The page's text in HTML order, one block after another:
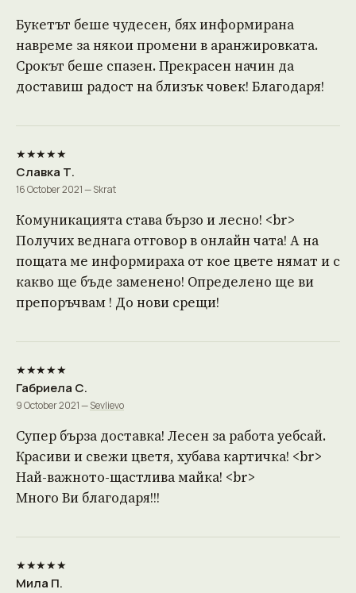
Букетът беше чудесен, бях информирана
навреме за някои промени в аранжировката.
Срокът беше спазен. Прекрасен начин да
доставиш радост на близък човек! Благодаря!
★★★★★
Славка Т.
16 October 2021 — Skrat
Комуникацията става бързо и лесно! <br>
Получих веднага отговор в онлайн чата! А на
пощата ме информираха от кое цвете нямат и с
какво ще бъде заменено! Определено ще ви
препоръчвам ! До нови срещи!
★★★★★
Габриела С.
9 October 2021 —Sevlievo
Супер бърза доставка! Лесен за работа уебсай.
Красиви и свежи цветя, хубава картичка! <br>
Най-важното-щастлива майка! <br>
Много Ви благодаря!!!
★★★★★
Мила П.